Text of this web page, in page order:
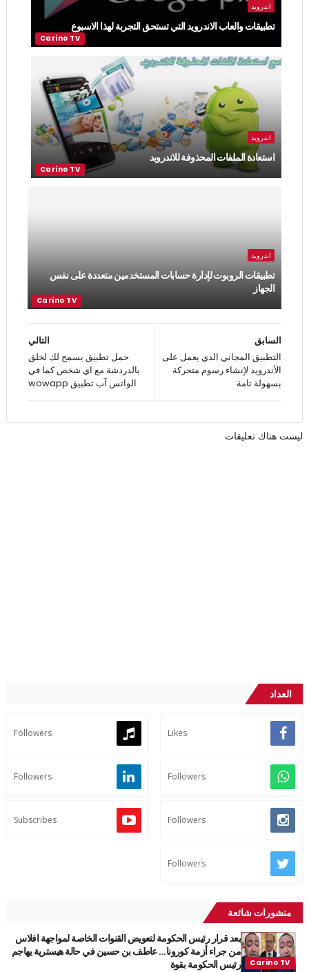
اندرويد
تطبيقات والعاب الاندرويد التي تستحق التجربة لهذا الاسبوع
اندرويد
استعادة الملفات المحذوفة للاندرويد
اندرويد
تطبيقات الروبوت لإدارة حسابات المستخدمين متعددة على نفس
الجهاز
التالي
حمل تطبيق يسمح لك لخلق
بالدردشة مع اي شخص كما في
الواتس آب تطبيق wowapp
السابق
التطبيق المجاني الذي يعمل على
الأندرويد لإنشاء رسوم متحركة
بسهولة تامة
ليست هناك تعليقات
العداد
Likes
Followers
Followers
Followers
Followers
Subscribes
Followers
منشورات شائعة
بعد قرار رئيس الحكومة لتعويض القنوات الخاصة لمواجهة افلاس
من جراء أزمة كورونا... عاطف بن حسين في حالة هيسترية يهاجم
رئيس الحكومة بقوة